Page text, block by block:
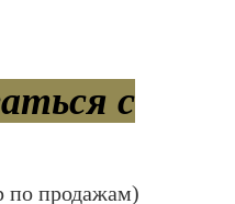
с
продажам)